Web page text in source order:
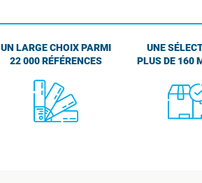
UN LARGE CHOIX PARMI
22 000 RÉFÉRENCES
UNE
PLUS DE 160